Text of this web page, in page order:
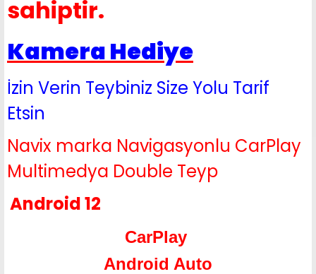
sahiptir.
Kamera Hediye
İzin Verin Teybiniz Size Yolu Tarif
Etsin
Navix marka Navigasyonlu CarPlay
Multimedya Double Teyp
Android 12
CarPlay
Android Auto